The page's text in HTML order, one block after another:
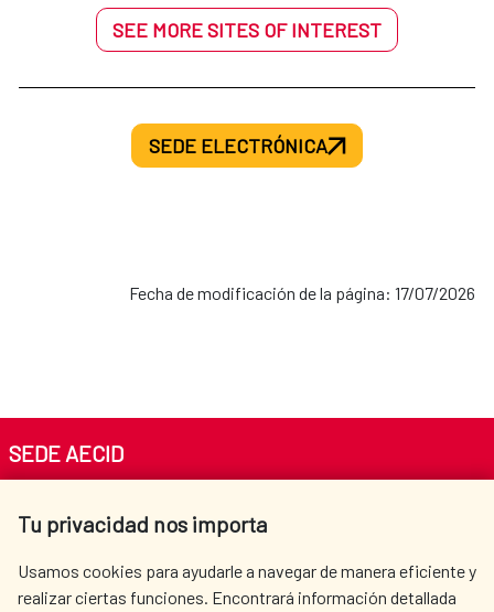
SEE MORE SITES OF INTEREST
SEDE ELECTRÓNICA
Fecha de modificación de la página: 17/07/2026
Tu privacidad nos importa
Usamos cookies para ayudarle a navegar de manera eficiente y
realizar ciertas funciones. Encontrará información detallada
SEDE AECID
Tel. +34 900 20 30 54​​​​​​​